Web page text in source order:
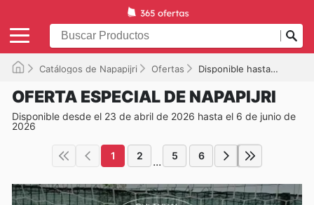
Catálogos de Napapijri Ofertas Disponible hasta el 06/06/2026
OFERTA ESPECIAL DE NAPAPIJRI
Disponible desde el 23 de abril de 2026 hasta el 6 de junio de
2026
1 2 ... 5 6